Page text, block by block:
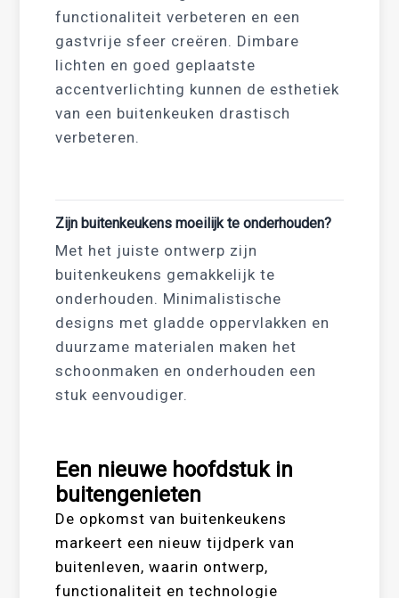
functionaliteit verbeteren en een
gastvrije sfeer creëren. Dimbare
lichten en goed geplaatste
accentverlichting kunnen de esthetiek
van een buitenkeuken drastisch
verbeteren.
Zijn buitenkeukens moeilijk te onderhouden?
Met het juiste ontwerp zijn
buitenkeukens gemakkelijk te
onderhouden. Minimalistische
designs met gladde oppervlakken en
duurzame materialen maken het
schoonmaken en onderhouden een
stuk eenvoudiger.
Een nieuwe hoofdstuk in
buitengenieten
De opkomst van buitenkeukens
markeert een nieuw tijdperk van
buitenleven, waarin ontwerp,
functionaliteit en technologie